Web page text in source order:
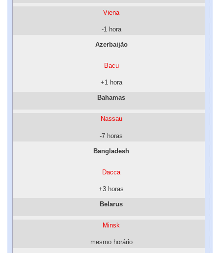
Viena
-1 hora
Azerbaijão
Bacu
+1 hora
Bahamas
Nassau
-7 horas
Bangladesh
Dacca
+3 horas
Belarus
Minsk
mesmo horário